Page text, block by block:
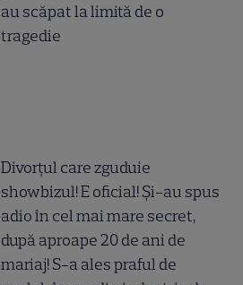
au scăpat la limită de o
tragedie
Divorțul care zguduie
showbizul! E oficial! Și-au spus
adio în cel mai mare secret,
după aproape 20 de ani de
mariaj! S-a ales praful de